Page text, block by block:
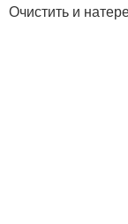
Очистить и